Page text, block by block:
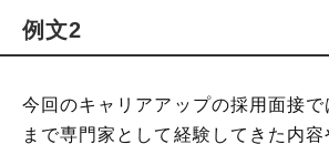
例文2
今回のキャリアアップの採用面接で
まで専門家として経験してきた内容